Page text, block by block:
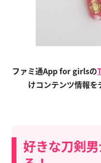
ファミ通App for girlsの
けコンテンツ情報を
好きな刀剣